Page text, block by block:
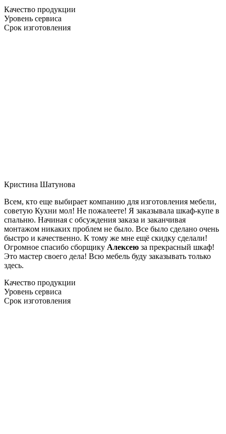
Качество продукции
Уровень сервиса
Срок изготовления
Кристина Шатунова
Всем, кто еще выбирает компанию для изготовления мебели,
советую Кухни мол! Не пожалеете! Я заказывала шкаф-купе в
спальню. Начиная с обсуждения заказа и заканчивая
монтажом никаких проблем не было. Все было сделано очень
быстро и качественно. К тому же мне ещё скидку сделали!
Огромное спасибо сборщику Алексею за прекрасный шкаф!
Это мастер своего дела! Всю мебель буду заказывать только
здесь.
Качество продукции
Уровень сервиса
Срок изготовления